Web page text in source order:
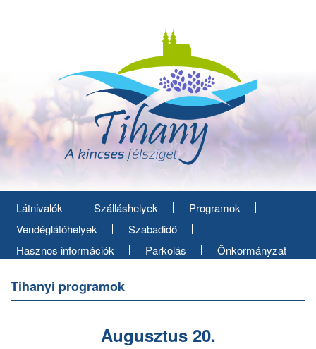
Látnivalók Szálláshelyek
Programok
Vendéglátóhelyek
Szabadidő
Hasznos információk
Parkolás Önkormányzat
Tihanyi programok
Augusztus 20.